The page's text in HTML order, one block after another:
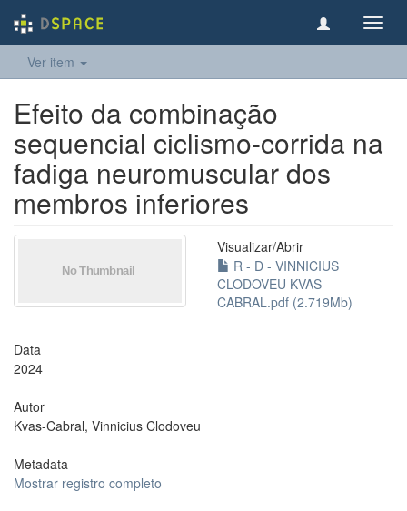
Ver item
Efeito da combinação
sequencial ciclismo-corrida na
fadiga neuromuscular dos
membros inferiores
Visualizar/Abrir
R - D - VINNICIUS
CLODOVEU KVAS
CABRAL.pdf (2.719Mb)
Data
2024
Autor
Kvas-Cabral, Vinnicius Clodoveu
Metadata
Mostrar registro completo